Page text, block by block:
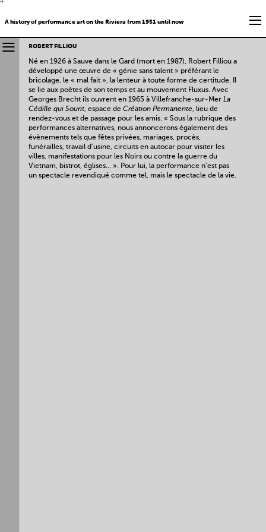
''
A history of performance art on the Riviera from 1951 until now
ROBERT FILLIOU
Né en 1926 à Sauve dans le Gard (mort en 1987), Robert Filliou a
développé une œuvre de « génie sans talent » préférant le
bricolage, le « mal fait », la lenteur à toute forme de certitude. Il
se lie aux poètes de son temps et au mouvement Fluxus. Avec
Georges Brecht ils ouvrent en 1965 à Villefranche-sur-Mer La
Cédille qui Sourit, espace de Création Permanente, lieu de
rendez-vous et de passage pour les amis. « Sous la rubrique des
performances alternatives, nous annoncerons également des
évènements tels que fêtes privées, mariages, procès,
funérailles, travail d’usine, circuits en autocar pour visiter les
villes, manifestations pour les Noirs ou contre la guerre du
Vietnam, bistrot, églises... ». Pour lui, la performance n’est pas
un spectacle revendiqué comme tel, mais le spectacle de la vie.